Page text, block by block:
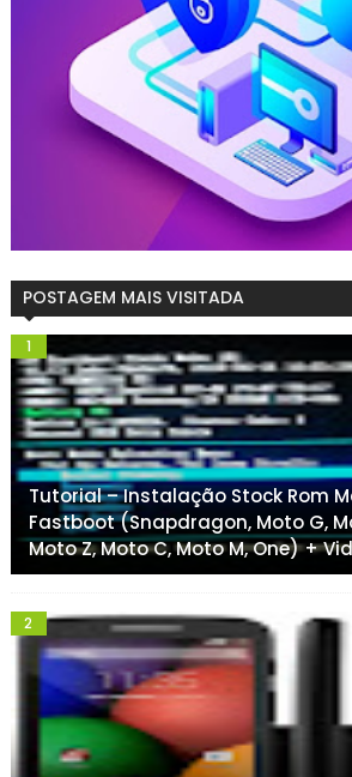
POSTAGEM MAIS VISITADA
Tutorial – Instalação Stock Rom
Fastboot (Snapdragon, Moto G,
Moto Z, Moto C, Moto M, One) +